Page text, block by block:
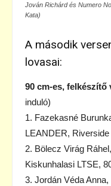
Jován Richárd és Numero
Kata)
A második
lovasai:
90 cm-es, felkészítő
induló)
1. Fazekasné
LEANDER,
2. Bölecz Virág
Kiskunhalasi LTSE,
3. Jordán Véda